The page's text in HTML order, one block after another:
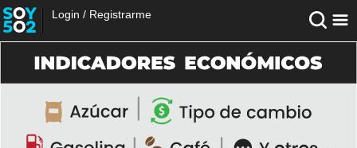
Login / Registrarme